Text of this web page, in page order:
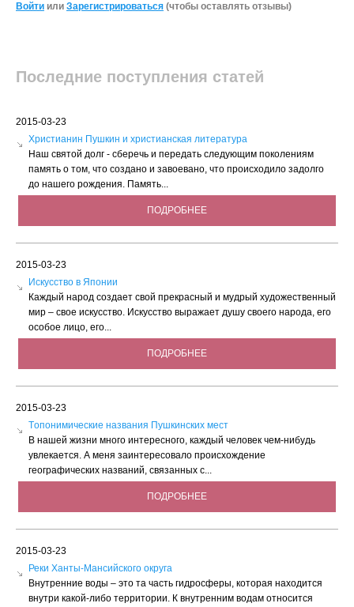
Войти или Зарегистрироваться (чтобы оставлять отзывы)
Последние поступления статей
2015-03-23
Христианин Пушкин и христианская литература
Наш святой долг - сберечь и передать следующим поколениям
память о том, что создано и завоевано, что происходило задолго
до нашего рождения. Память...
ПОДРОБНЕЕ
2015-03-23
Искусство в Японии
Каждый народ создает свой прекрасный и мудрый художественный
мир – свое искусство. Искусство выражает душу своего народа, его
особое лицо, его...
ПОДРОБНЕЕ
2015-03-23
Tопонимические названия Пушкинских мест
В нашей жизни много интересного, каждый человек чем-нибудь
увлекается. А меня заинтересовало происхождение
географических названий, связанных с...
ПОДРОБНЕЕ
2015-03-23
Реки Ханты-Мансийского округа
Внутренние воды – это та часть гидросферы, которая находится
внутри какой-либо территории. К внутренним водам относится